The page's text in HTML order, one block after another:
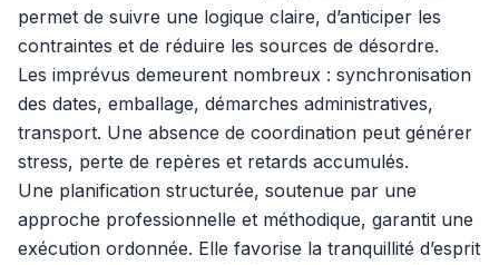
permet de suivre une logique claire, d’anticiper les
contraintes et de réduire les sources de désordre.
Les imprévus demeurent nombreux : synchronisation
des dates, emballage, démarches administratives,
transport. Une absence de coordination peut générer
stress, perte de repères et retards accumulés.
Une planification structurée, soutenue par une
approche professionnelle et méthodique, garantit une
exécution ordonnée. Elle favorise la tranquillité d’esprit